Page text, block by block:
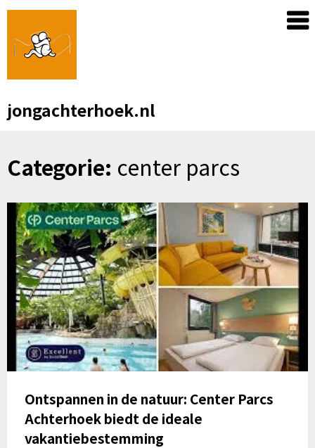
Skip
content
jongachterhoek.nl
Categorie: center parcs
Ontspannen in de natuur: Center Parcs
Achterhoek biedt de ideale
vakantiebestemming